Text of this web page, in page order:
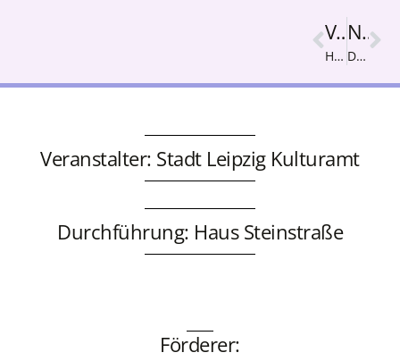
Vorige
HeFy2
Nächster
Die verzauberte Blumenrose
Veranstalter: Stadt Leipzig Kulturamt
Durchführung: Haus Steinstraße
Förderer: